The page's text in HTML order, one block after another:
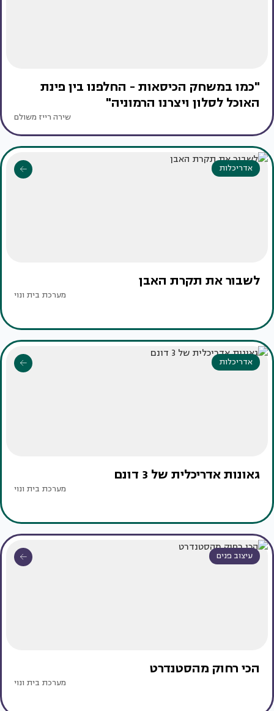
"כמו במשחק הכיסאות - החלפנו בין פינת
האוכל לסלון ויצרנו הרמוניה"
שירה רייז משולם
אדריכלות
לשבור את תקרת האבן
מערכת בית ונוי
אדריכלות
גאונות אדריכלית של 3 דונם
מערכת בית ונוי
עיצוב פנים
הכי רחוק מהסטנדרט
מערכת בית ונוי